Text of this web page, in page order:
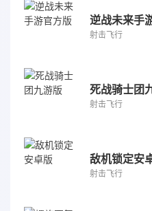
逆战未来手
射击飞行
死战骑士团
射击飞行
敌机锁定安
射击飞行